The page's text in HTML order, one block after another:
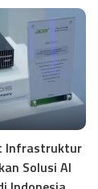
Infrastruktur
Solusi AI